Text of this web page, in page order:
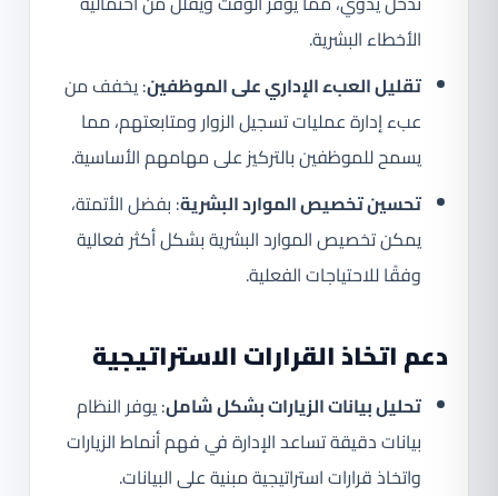
الأخطاء البشرية.
تقليل العبء الإداري على الموظفين: يخفف من
عبء إدارة عمليات تسجيل الزوار ومتابعتهم، مما
يسمح للموظفين بالتركيز على مهامهم الأساسية.
تحسين تخصيص الموارد البشرية: بفضل الأتمتة،
يمكن تخصيص الموارد البشرية بشكل أكثر فعالية
وفقًا للاحتياجات الفعلية.
دعم اتخاذ القرارات الاستراتيجية
تحليل بيانات الزيارات بشكل شامل: يوفر النظام
بيانات دقيقة تساعد الإدارة في فهم أنماط الزيارات
واتخاذ قرارات استراتيجية مبنية على البيانات.